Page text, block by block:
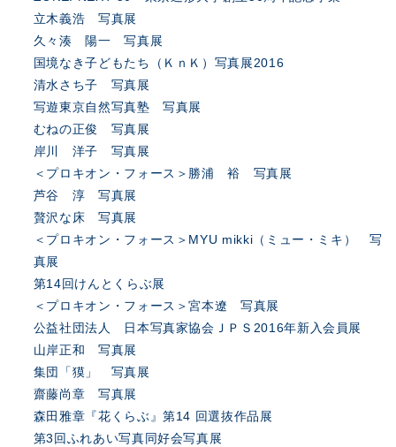
立木義浩 写真展
久々湊 陽一 写真展
国境なき子どもたち（ＫｎＫ）写真展2016
清水さち子 写真展
写遊東京自然写真塾 写真展
むねの正俊 写真展
岸川 洋子 写真展
＜プロキオン・フォース＞勝浦 裕 写真展
芦谷 淳 写真展
贅沢な床 写真展
＜プロキオン・フォース＞MYU mikki（ミュー・ミキ） 写
真展
第14回けんとくらぶ展
＜プロキオン・フォース＞宮本遼 写真展
公益社団法人 日本写真家協会ＪＰＳ2016年新入会員展
山岸正和 写真展
集団「獏」 写真展
齋藤尚章 写真展
森田雅章『花くらぶ』第14 回選抜作品展
第3回ふれあい写真同好会写真展